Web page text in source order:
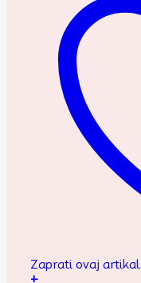
Zaprati ovaj artikal
+